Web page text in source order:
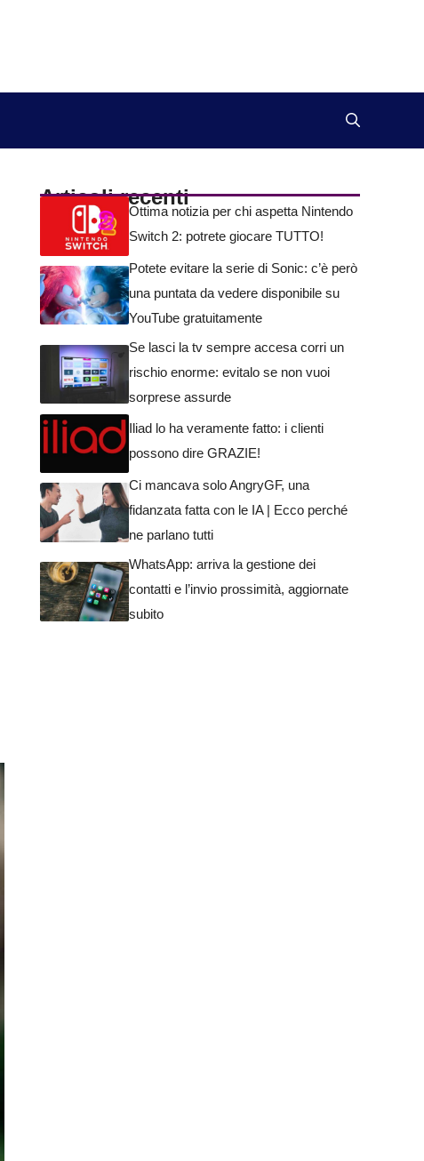
Articoli recenti
Ottima notizia per chi aspetta Nintendo
Switch 2: potrete giocare TUTTO!
Potete evitare la serie di Sonic: c’è però
una puntata da vedere disponibile su
YouTube gratuitamente
Se lasci la tv sempre accesa corri un
rischio enorme: evitalo se non vuoi
sorprese assurde
Iliad lo ha veramente fatto: i clienti
possono dire GRAZIE!
Ci mancava solo AngryGF, una
fidanzata fatta con le IA | Ecco perché
ne parlano tutti
WhatsApp: arriva la gestione dei
contatti e l’invio prossimità, aggiornate
subito